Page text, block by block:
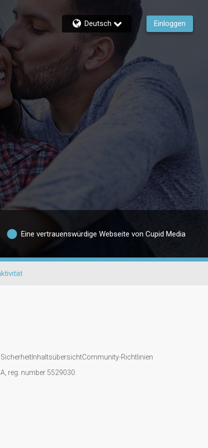
Deutsch Einloggen
Eine vertrauenswürdige Webseite von Cupid Media
InhaltsübersichtCommunity-Richtlinien
reg. number 5529030.